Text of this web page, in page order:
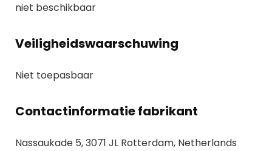
niet beschikbaar
Veiligheidswaarschuwing
Niet toepasbaar
Contactinformatie fabrikant
Nassaukade 5, 3071 JL Rotterdam, Netherlands